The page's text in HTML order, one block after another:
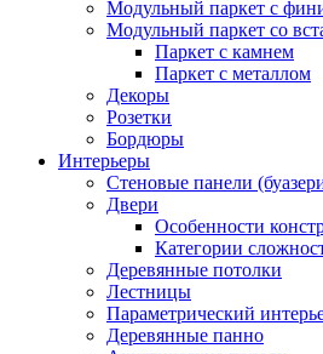
Модульный паркет с
Модульный паркет со
Паркет с камнем
Паркет с металлом
Декоры
Розетки
Бордюры
Интерьеры
Стеновые панели
Двери
Особенности
Категории
Деревянные потолки
Лестницы
Параметрический
Деревянные панно